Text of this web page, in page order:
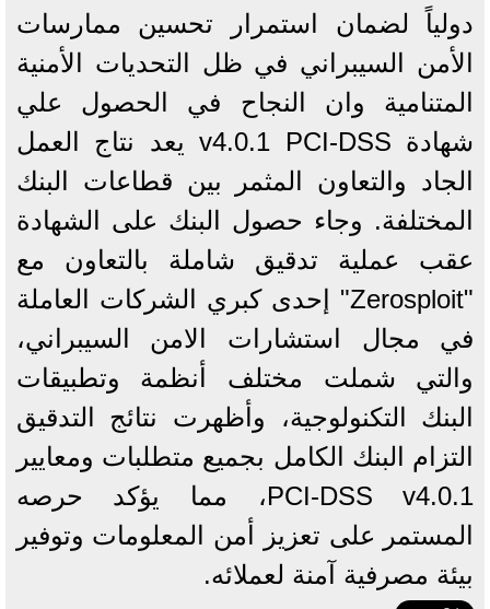
دولياً لضمان استمرار تحسين ممارسات
الأمن السيبراني في ظل التحديات الأمنية
المتنامية وان النجاح في الحصول علي
شهادة v4.0.1 PCI-DSS يعد نتاج العمل
الجاد والتعاون المثمر بين قطاعات البنك
المختلفة. وجاء حصول البنك على الشهادة
عقب عملية تدقيق شاملة بالتعاون مع
"Zerosploit" إحدى كبري الشركات العاملة
في مجال استشارات الامن السيبراني،
والتي شملت مختلف أنظمة وتطبيقات
البنك التكنولوجية، وأظهرت نتائج التدقيق
التزام البنك الكامل بجميع متطلبات ومعايير
PCI-DSS v4.0.1، مما يؤكد حرصه
المستمر على تعزيز أمن المعلومات وتوفير
بيئة مصرفية آمنة لعملائه.